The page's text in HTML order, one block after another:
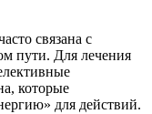
связана с
пути. Для лечения
которые
для действий.